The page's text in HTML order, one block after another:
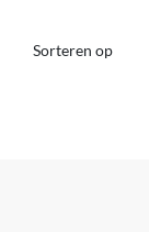
Sorteren op